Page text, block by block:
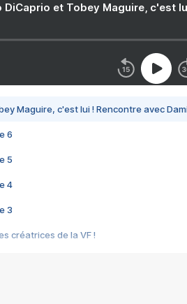
DiCaprio et Tobey Maguire, c'est
Maguire, c'est lui ! Rencontre avec
6
5
4
3
créatrices de la VF !